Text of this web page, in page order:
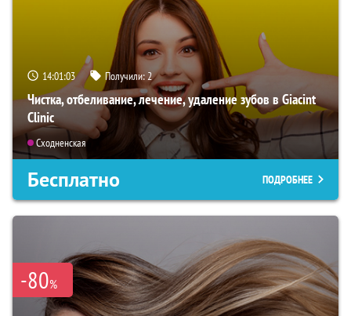
14:01:01 Получили:2
Чистка, отбеливание, лечение, удаление зубов в Giacint
Clinic
Сходненская
Бесплатно ПОДРОБНЕЕ
-80%